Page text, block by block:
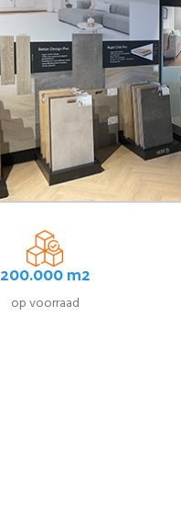
200.000 m2
op voorraad